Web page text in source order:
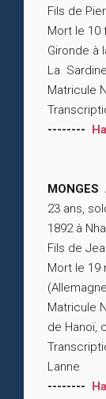
Fils de
Mort le 10
Gironde à
La
Matricule
--------
23 ans,
1892 à
Fils de
Mort le 19
Matricule
de Hanoï,
Lanne
--------